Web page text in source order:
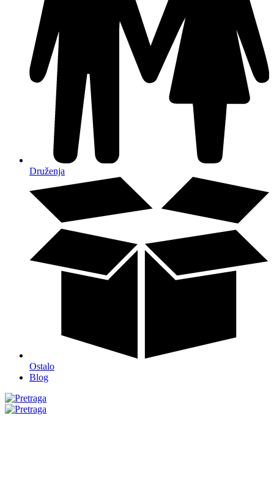
Druženja
Ostalo
Blog